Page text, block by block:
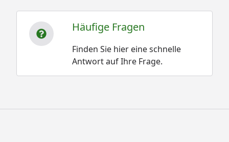
Häufige Fragen
Finden Sie hier eine schnelle
Antwort auf Ihre Frage.